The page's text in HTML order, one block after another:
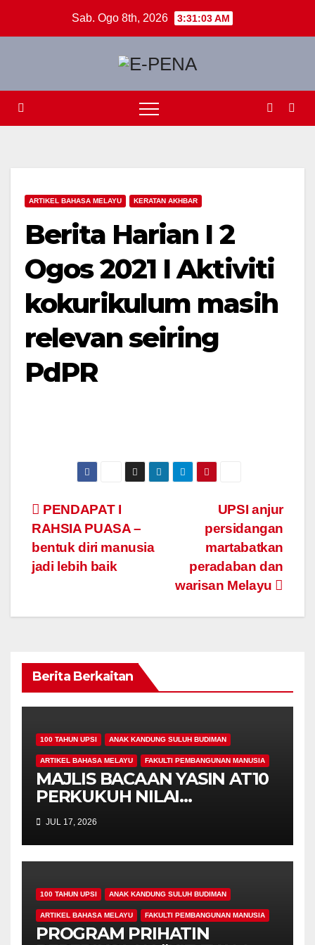
Sab. Ogo 8th, 2026 3:31:03 AM
ARTIKEL BAHASA MELAYU KERATAN AKHBAR
Berita Harian I 2
Ogos 2021 I Aktiviti
kokurikulum masih
relevan seiring
PdPR
Navigasi
kiriman
UPSI anjur
persidangan
martabatkan
peradaban dan
warisan Melayu
PENDAPAT I
RAHSIA PUASA –
bentuk diri manusia
jadi lebih baik
Berita Berkaitan
100 TAHUN UPSI ANAK KANDUNG SULUH BUDIMAN
ARTIKEL BAHASA MELAYU FAKULTI PEMBANGUNAN MANUSIA
MAJLIS BACAAN YASIN AT10
PERKUKUH NILAI
KEROHANIAN,
KEPRIHATINAN DAN
UKHUWAH MAHASISWA
PROGRAM PENDIDIKAN
KHAS
JUL 17, 2026
100 TAHUN UPSI ANAK KANDUNG SULUH BUDIMAN
ARTIKEL BAHASA MELAYU FAKULTI PEMBANGUNAN MANUSIA
PROGRAM PRIHATIN